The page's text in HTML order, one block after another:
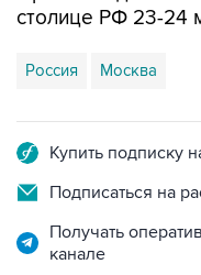
столице РФ 23-24
Россия Москва
Купить подписку
Подписаться на
Получать
канале